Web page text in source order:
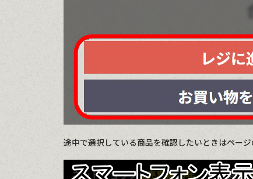
途中で選択している商品を確認したいときはペー